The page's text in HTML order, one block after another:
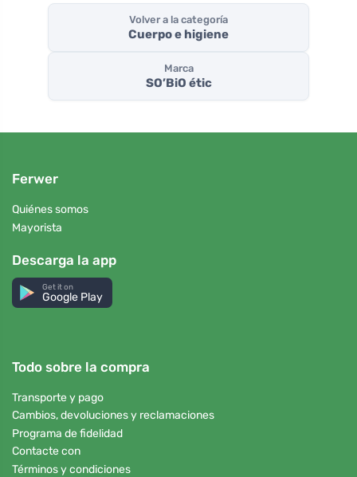
Volver a la categoría
Cuerpo e higiene
Marca
SO’BiO étic
Ferwer
Quiénes somos
Mayorista
Descarga la app
Get it on
Google Play
Todo sobre la compra
Transporte y pago
Cambios, devoluciones y reclamaciones
Programa de fidelidad
Contacte con
Términos y condiciones